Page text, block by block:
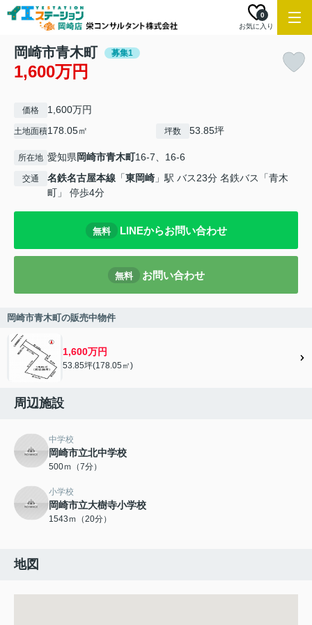
お気に入り
0
岡崎市青木町 募集1
1,600万円
価格 1,600万円
土地面積178.05㎡ 坪数 53.85坪
所在地 愛知県岡崎市青木町16-7、16-6
交通 名鉄名古屋本線 「東岡崎 」駅 バス23分 名鉄バス「青木
町」 停歩4分
無料 LINEからお問い合わせ
無料 お問い合わせ
岡崎市青木町の販売中物件
1,600万円
53.85坪(178.05㎡)
周辺施設
中学校
岡崎市立北中学校
500ｍ（7分）
小学校
岡崎市立大樹寺小学校
1543ｍ（20分）
地図